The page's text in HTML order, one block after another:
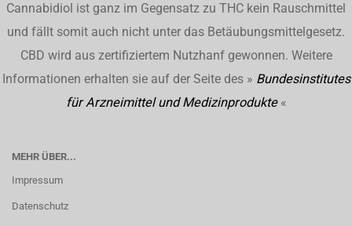
Cannabidiol ist ganz im Gegensatz zu THC kein Rauschmittel
und fällt somit auch nicht unter das Betäubungsmittelgesetz.
CBD wird aus zertifiziertem Nutzhanf gewonnen. Weitere
Informationen erhalten sie auf der Seite des » Bundesinstitutes
für Arzneimittel und Medizinprodukte«
MEHR ÜBER...
Impressum
Datenschutz